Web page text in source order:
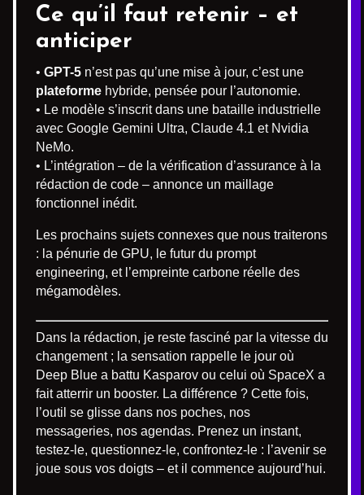
Ce qu’il faut retenir – et
anticiper
• GPT-5 n’est pas qu’une mise à jour, c’est une
plateforme hybride, pensée pour l’autonomie.
• Le modèle s’inscrit dans une bataille industrielle
avec Google Gemini Ultra, Claude 4.1 et Nvidia
NeMo.
• L’intégration – de la vérification d’assurance à la
rédaction de code – annonce un maillage
fonctionnel inédit.
Les prochains sujets connexes que nous traiterons
: la pénurie de GPU, le futur du prompt
engineering, et l’empreinte carbone réelle des
mégamodèles.
Dans la rédaction, je reste fasciné par la vitesse du
changement ; la sensation rappelle le jour où
Deep Blue a battu Kasparov ou celui où SpaceX a
fait atterrir un booster. La différence ? Cette fois,
l’outil se glisse dans nos poches, nos
messageries, nos agendas. Prenez un instant,
testez-le, questionnez-le, confrontez-le : l’avenir se
joue sous vos doigts – et il commence aujourd’hui.